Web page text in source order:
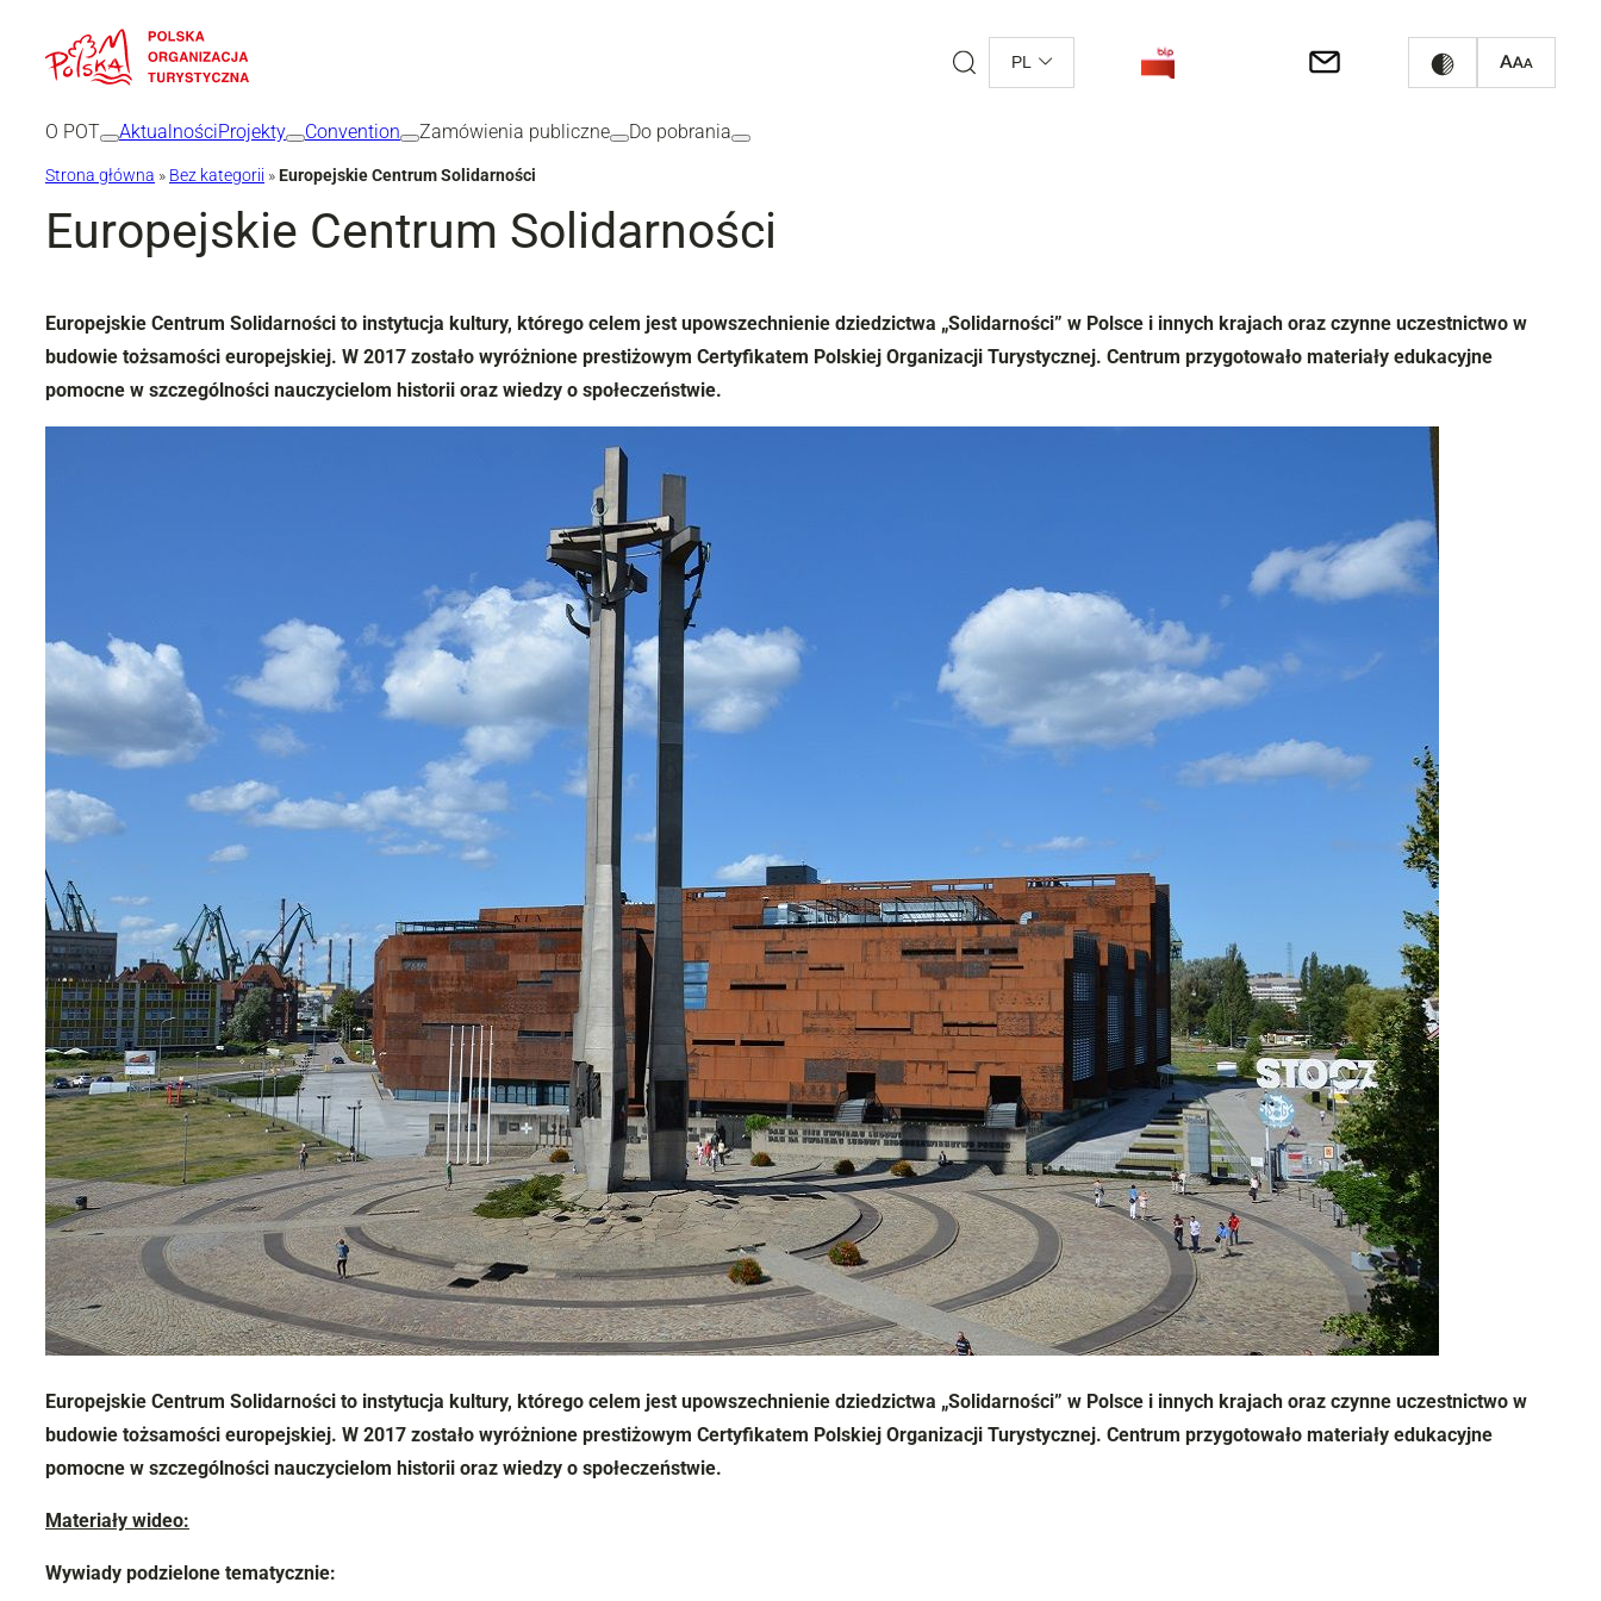
PL
O POT AktualnościProjekty Convention Zamówienia publiczne Do pobrania
Strona główna » Bez kategorii »Europejskie Centrum Solidarności
Europejskie Centrum Solidarności
Europejskie Centrum Solidarności to instytucja kultury, którego celem jest upowszechnienie dziedzictwa „Solidarności” w Polsce i innych krajach oraz czynne uczestnictwo w
budowie tożsamości europejskiej. W 2017 zostało wyróżnione prestiżowym Certyfikatem Polskiej Organizacji Turystycznej. Centrum przygotowało materiały edukacyjne
pomocne w szczególności nauczycielom historii oraz wiedzy o społeczeństwie.
Europejskie Centrum Solidarności to instytucja kultury, którego celem jest upowszechnienie dziedzictwa „Solidarności” w Polsce i innych krajach oraz czynne uczestnictwo w
budowie tożsamości europejskiej. W 2017 zostało wyróżnione prestiżowym Certyfikatem Polskiej Organizacji Turystycznej. Centrum przygotowało materiały edukacyjne
pomocne w szczególności nauczycielom historii oraz wiedzy o społeczeństwie.
Materiały wideo:
Wywiady podzielone tematycznie: